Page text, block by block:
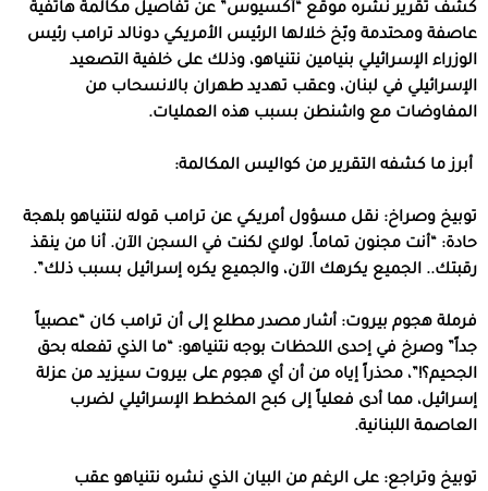
كشف تقرير نشره موقع “أكسيوس” عن تفاصيل مكالمة هاتفية
عاصفة ومحتدمة وبّخ خلالها الرئيس الأمريكي دونالد ترامب رئيس
الوزراء الإسرائيلي بنيامين نتنياهو، وذلك على خلفية التصعيد
الإسرائيلي في لبنان، وعقب تهديد طهران بالانسحاب من
المفاوضات مع واشنطن بسبب هذه العمليات.
أبرز ما كشفه التقرير من كواليس المكالمة:
توبيخ وصراخ: نقل مسؤول أمريكي عن ترامب قوله لنتنياهو بلهجة
حادة: “أنت مجنون تماماً. لولاي لكنت في السجن الآن. أنا من ينقذ
رقبتك.. الجميع يكرهك الآن، والجميع يكره إسرائيل بسبب ذلك”.
فرملة هجوم بيروت: أشار مصدر مطلع إلى أن ترامب كان “عصبياً
جداً” وصرخ في إحدى اللحظات بوجه نتنياهو: “ما الذي تفعله بحق
الجحيم؟!”، محذراً إياه من أن أي هجوم على بيروت سيزيد من عزلة
إسرائيل، مما أدى فعلياً إلى كبح المخطط الإسرائيلي لضرب
العاصمة اللبنانية.
توبيخ وتراجع: على الرغم من البيان الذي نشره نتنياهو عقب